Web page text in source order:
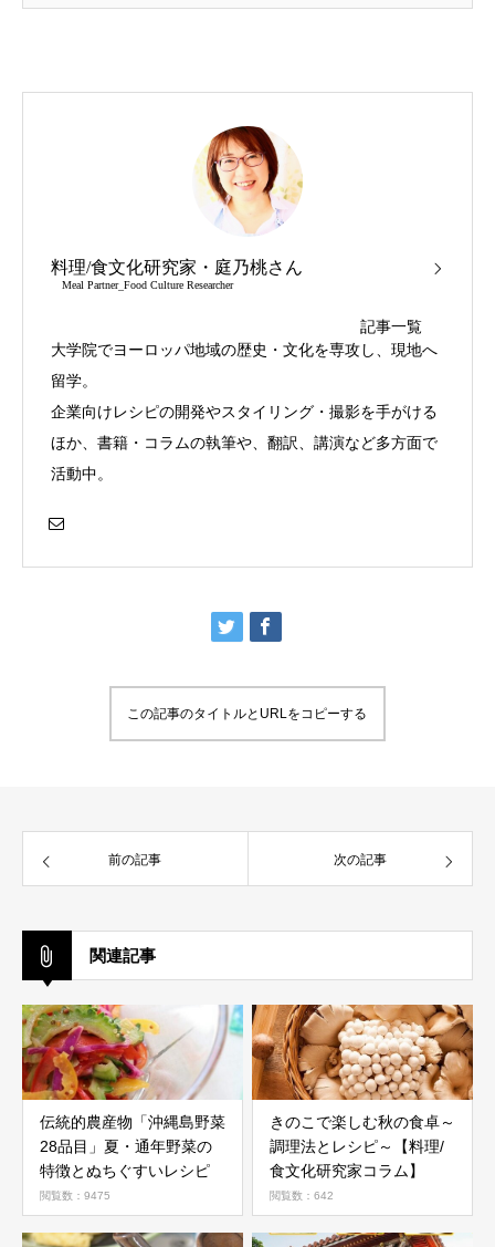
料理/食文化研究家・庭乃桃さん
Meal Partner_Food Culture Researcher
記事一覧
大学院でヨーロッパ地域の歴史・文化を専攻し、現地へ
留学。
企業向けレシピの開発やスタイリング・撮影を手がける
ほか、書籍・コラムの執筆や、翻訳、講演など多方面で
活動中。
この記事のタイトルとURLをコピーする
前の記事 次の記事
関連記事
伝統的農産物「沖縄島野菜
28品目」夏・通年野菜の
特徴とぬちぐすいレシピ
閲覧数：9475
きのこで楽しむ秋の食卓～
調理法とレシピ～【料理/
食文化研究家コラム】
閲覧数：642